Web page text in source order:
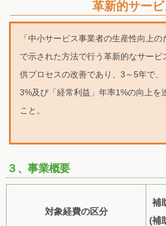
革新的サービ
「中小サービス事業者の生産性向上の
で示された方法で行う革新的なサービ
供プロセスの改善であり、3～5年で
3%及び「経常利益」年率1%の向上を
こと。
３、事業概要
対象経費の区分
補
(補